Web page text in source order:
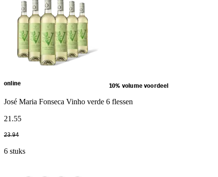
online 10% volume voordeel
José Maria Fonseca Vinho verde 6 flessen
21 .55
23.94
6 stuks